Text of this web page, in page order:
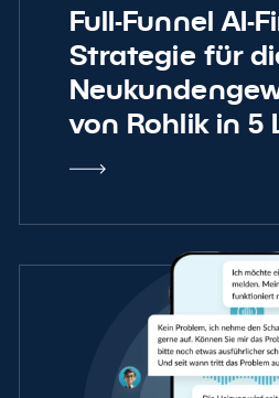
Full-Funnel AI-
Strategie für
von Rohlik in 5